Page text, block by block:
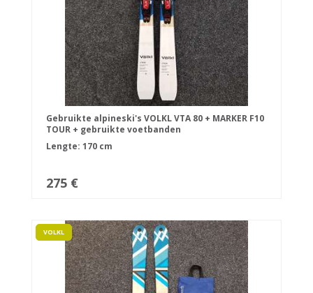
Gebruikte alpineski's VOLKL VTA 80 + MARKER F10
TOUR + gebruikte voetbanden
Lengte: 170 cm
275 €
VOLKL